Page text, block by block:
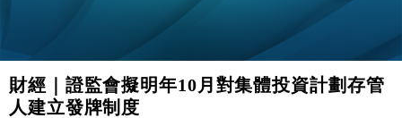
財經｜證監會擬明年10月對集體投資計劃存管
人建立發牌制度